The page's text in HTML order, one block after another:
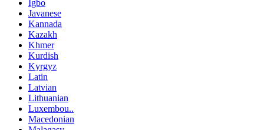
Igbo
Javanese
Kannada
Kazakh
Khmer
Kurdish
Kyrgyz
Latin
Latvian
Lithuanian
Luxembou..
Macedonian